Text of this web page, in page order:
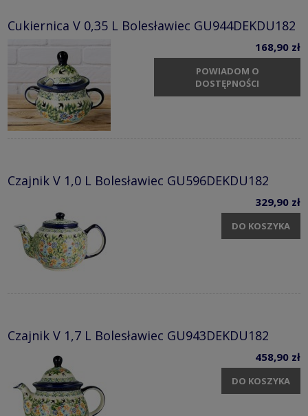
Cukiernica V 0,35 L Bolesławiec GU944DEKDU182
168,90 zł
POWIADOM O
DOSTĘPNOŚCI
Czajnik V 1,0 L Bolesławiec GU596DEKDU182
329,90 zł
DO KOSZYKA
Czajnik V 1,7 L Bolesławiec GU943DEKDU182
458,90 zł
DO KOSZYKA